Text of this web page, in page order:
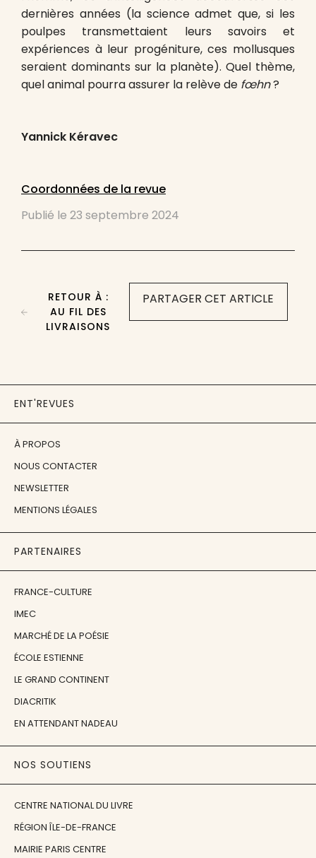
dernières années (la science admet que, si les
poulpes transmettaient leurs savoirs et
expériences à leur progéniture, ces mollusques
seraient dominants sur la planète). Quel thème,
quel animal pourra assurer la relève de fœhn?
Yannick Kéravec
Coordonnées de la revue
Publié le 23 septembre 2024
PARTAGER CET ARTICLE
RETOUR À :
AU FIL DES
LIVRAISONS
ENT'REVUES
À PROPOS
NOUS CONTACTER
NEWSLETTER
MENTIONS LÉGALES
PARTENAIRES
FRANCE-CULTURE
IMEC
MARCHÉ DE LA POÉSIE
ÉCOLE ESTIENNE
LE GRAND CONTINENT
DIACRITIK
EN ATTENDANT NADEAU
NOS SOUTIENS
CENTRE NATIONAL DU LIVRE
RÉGION ÎLE-DE-FRANCE
MAIRIE PARIS CENTRE